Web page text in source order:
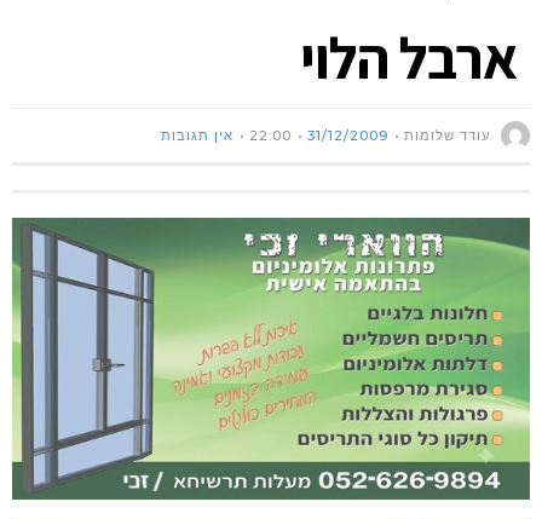
ארבל הלוי
עודד שלומות 31/12/2009
22:00 אין תגובות